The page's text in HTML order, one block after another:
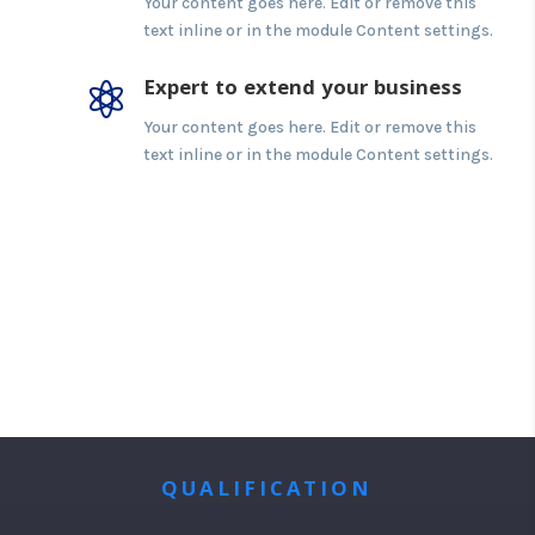
text inline or in the module Content settings.
 Expert to extend your business
Your content goes here. Edit or remove this
text inline or in the module Content settings.
QUALIFICATION